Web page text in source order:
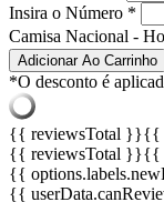
Insira o Número *
Camisa Nacional -
Adicionar Ao Carrinho
*O desconto é
{{ reviewsTotal }}{{
{{ reviewsTotal }}{{
{{
{{